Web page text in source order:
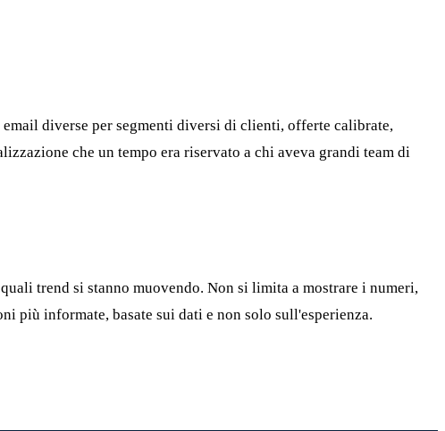
diverse per segmenti diversi di clienti, offerte calibrate,
che un tempo era riservato a chi aveva grandi team di
trend si stanno muovendo. Non si limita a mostrare i numeri,
più informate, basate sui dati e non solo sull'esperienza.